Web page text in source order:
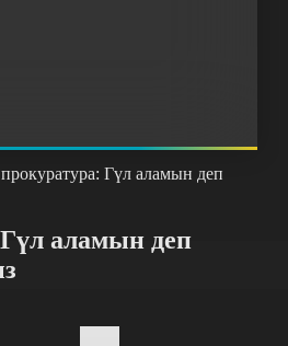
Гүл аламын деп
аламын деп